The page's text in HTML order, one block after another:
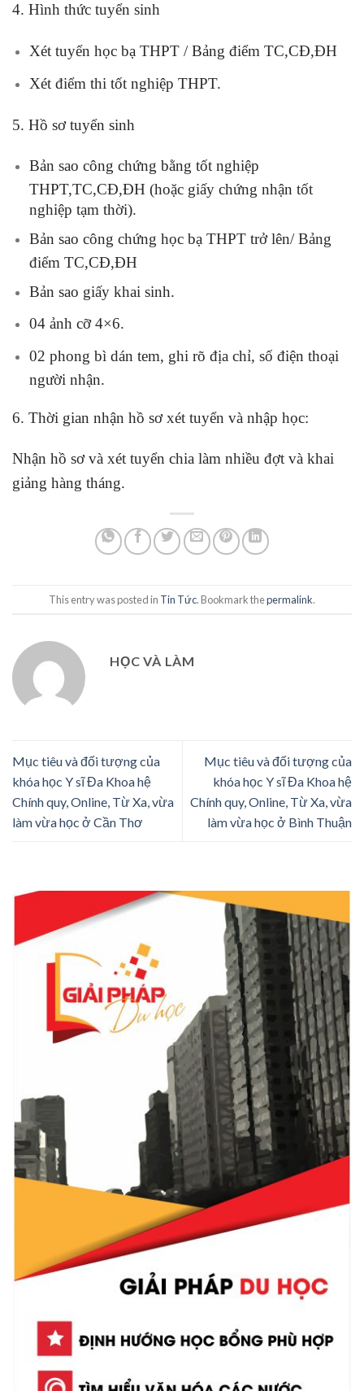
4. Hình thức tuyển sinh
Xét tuyển học bạ THPT / Bảng điểm TC,CĐ,ĐH
Xét điểm thi tốt nghiệp THPT.
5. Hồ sơ tuyển sinh
Bản sao công chứng bằng tốt nghiệp
THPT,TC,CĐ,ĐH (hoặc giấy chứng nhận tốt
nghiệp tạm thời).
Bản sao công chứng học bạ THPT trở lên/ Bảng
điểm TC,CĐ,ĐH
Bản sao giấy khai sinh.
04 ảnh cỡ 4×6.
02 phong bì dán tem, ghi rõ địa chỉ, số điện thoại
người nhận.
6. Thời gian nhận hồ sơ xét tuyển và nhập học:
Nhận hồ sơ và xét tuyển chia làm nhiều đợt và khai
giảng hàng tháng.
This entry was posted in Tin Tức. Bookmark thepermalink.
HỌC VÀ LÀM
Mục tiêu và đối tượng của
khóa học Y sĩ Đa Khoa hệ
Chính quy, Online, Từ Xa, vừa
làm vừa học ở Cần Thơ
Mục tiêu và đối tượng của
khóa học Y sĩ Đa Khoa hệ
Chính quy, Online, Từ Xa, vừa
làm vừa học ở Bình Thuận